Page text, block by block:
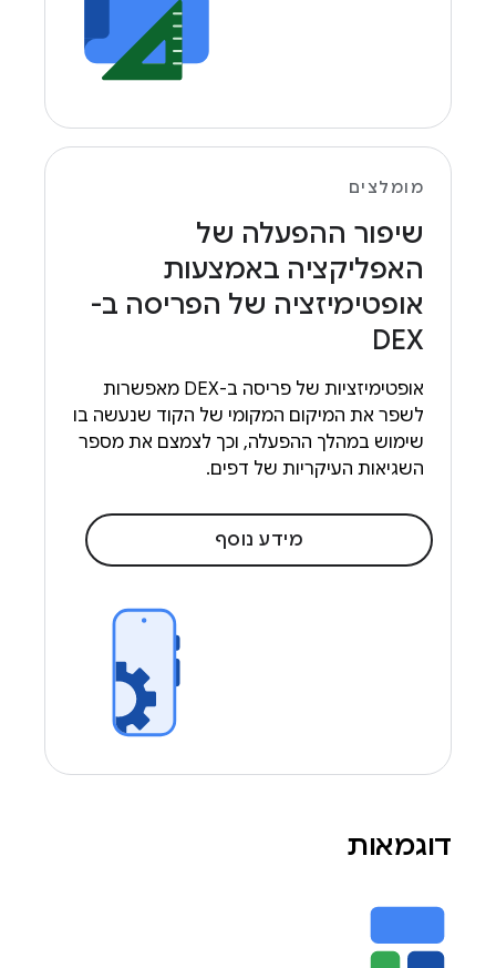
מומלצים
שיפור ההפעלה של
האפליקציה באמצעות
אופטימיזציה של הפריסה ב-
DEX
אופטימיזציות של פריסה ב-DEX מאפשרות
לשפר את המיקום המקומי של הקוד שנעשה בו
שימוש במהלך ההפעלה, וכך לצמצם את מספר
השגיאות העיקריות של דפים.
מידע נוסף
דוגמאות